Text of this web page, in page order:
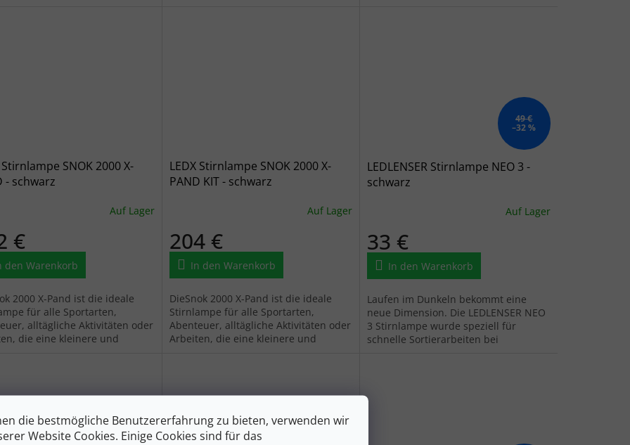
die bestmögliche Benutzererfahrung zu bieten, verwenden wir
Website Cookies. Einige Cookies sind für das
Stirnlampe SNOK 2000 X-
- schwarz
Auf Lager
€
den Warenkorb
2000 X-Pand ist die ideale
für alle Sportarten,
alltägliche Aktivitäten oder
die eine kleinere und
LEDX Stirnlampe SNOK 2000 X-
PAND KIT - schwarz
Auf Lager
204 €
In den Warenkorb
DieSnok 2000 X-Pand ist die ideale
Stirnlampe für alle Sportarten,
Abenteuer, alltägliche Aktivitäten oder
Arbeiten, die eine kleinere und
49 €
–32 %
LEDLENSER Stirnlampe NEO 3 -
schwarz
Auf Lager
33 €
In den Warenkorb
Laufen im Dunkeln bekommt eine
neue Dimension. Die LEDLENSER NEO
3 Stirnlampe wurde speziell für
schnelle Sortierarbeiten bei